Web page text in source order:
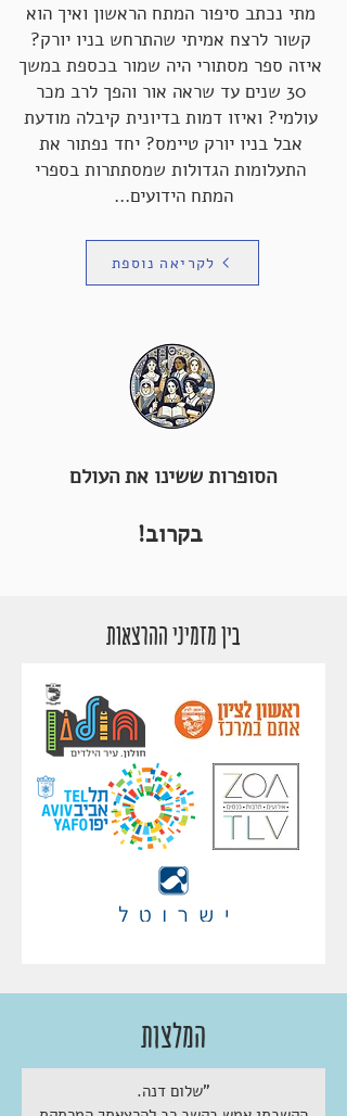
מתי נכתב סיפור המתח הראשון ואיך הוא
קשור לרצח אמיתי שהתרחש בניו יורק?
איזה ספר מסתורי היה שמור בכספת במשך
30 שנים עד שראה אור והפך לרב מכר
עולמי? ואיזו דמות בדיונית קיבלה מודעת
אבל בניו יורק טיימס? יחד נפתור את
התעלומות הגדולות שמסתתרות בספרי
המתח הידועים...
לקריאה נוספת
הסופרות ששינו את העולם
בקרוב!
בין מזמיני ההרצאות
המלצות
"שלום דנה.